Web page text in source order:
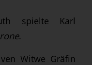
spielte Karl
.
Witwe Gräfin